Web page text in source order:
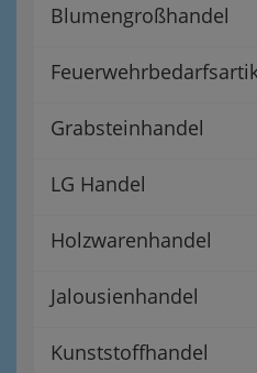
Blumengroßhandel
Grabsteinhandel
LG Handel
Holzwarenhandel
Jalousienhandel
Kunststoffhandel